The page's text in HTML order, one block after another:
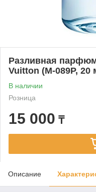
Разливная
Vuitton (M-089P, 20
В наличии
Розница
15 000 ₸
Описание